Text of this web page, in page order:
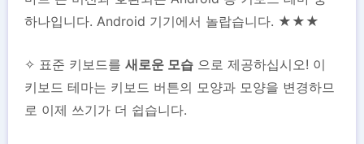
하나입니다. Android 기기에서 놀랍습니다. ★★★
✧ 표준 키보드를 새로운 모습 으로 제공하십시오! 이
키보드 테마는 키보드 버튼의 모양과 모양을 변경하므
로 이제 쓰기가 더 쉽습니다.